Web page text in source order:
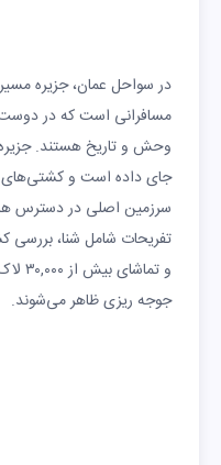
در سواحل عمان، جزیره
مسافرانی است که در
وحش و تاریخ هستند. جزیره
جای داده است و کشتی‌های
سرزمین اصلی در دسترس
تفریحات شامل شنا،
و
جوجه ریزی ظاهر می‌شوند.